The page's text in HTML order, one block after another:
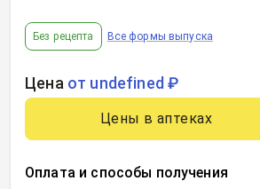
Без рецепта Все формы выпуска
Цена от undefined ₽
Цены в аптеках
Оплата и способы получения